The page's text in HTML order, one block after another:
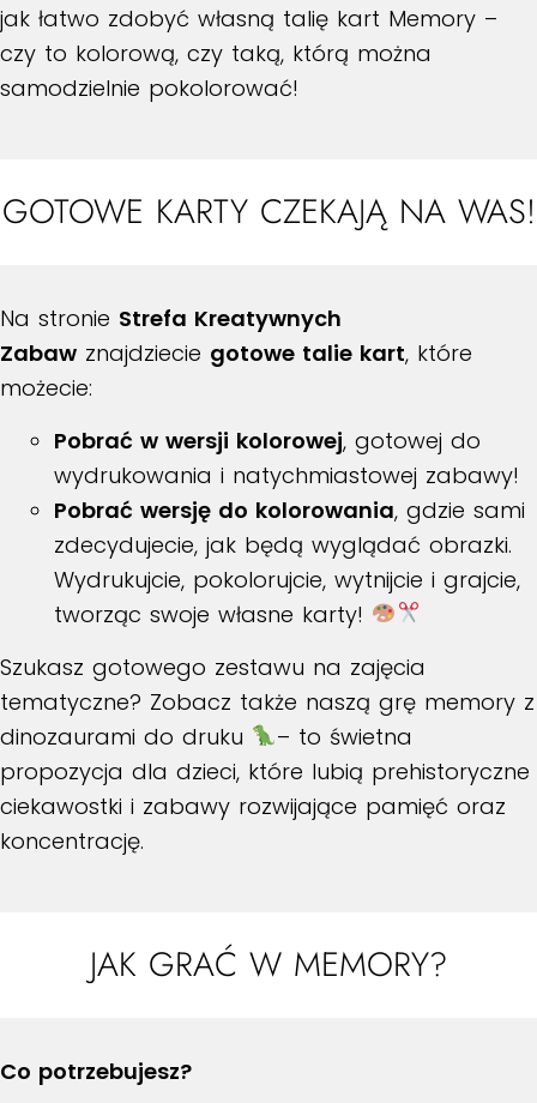
jak łatwo zdobyć własną talię kart Memory –
czy to kolorową, czy taką, którą można
samodzielnie pokolorować!
GOTOWE KARTY CZEKAJĄ NA WAS!
Na stronie Strefa Kreatywnych
Zabaw znajdziecie gotowe talie kart, które
możecie:
Pobrać w wersji kolorowej, gotowej do
wydrukowania i natychmiastowej zabawy!
Pobrać wersję do kolorowania, gdzie sami
zdecydujecie, jak będą wyglądać obrazki.
Wydrukujcie, pokolorujcie, wytnijcie i grajcie,
tworząc swoje własne karty!
Szukasz gotowego zestawu na zajęcia
tematyczne? Zobacz także naszą grę memory z
dinozaurami do druku
– to świetna
propozycja dla dzieci, które lubią prehistoryczne
ciekawostki i zabawy rozwijające pamięć oraz
koncentrację.
JAK GRAĆ W MEMORY?
Co potrzebujesz?